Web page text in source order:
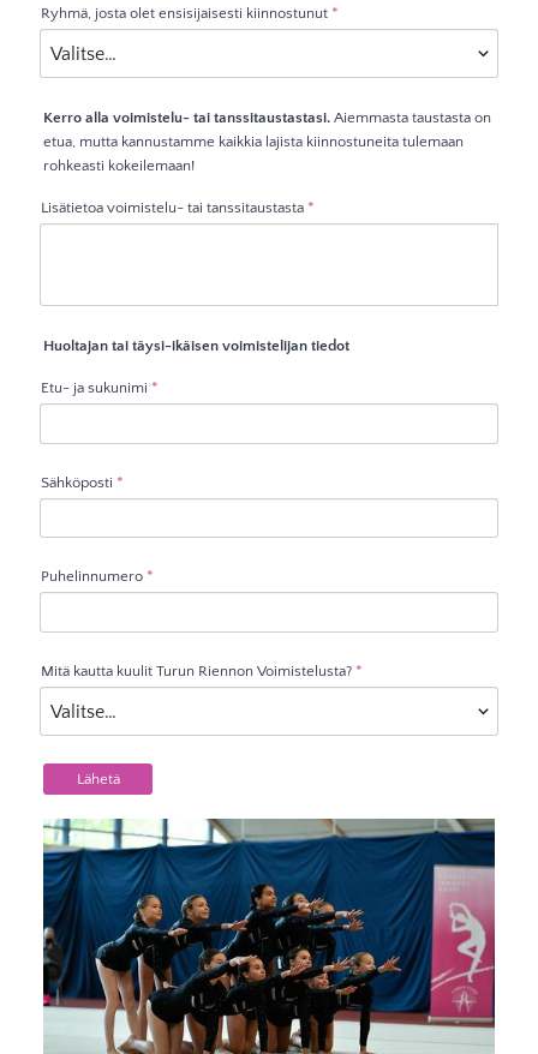
Ryhmä, josta olet ensisijaisesti kiinnostunut *
Kerro alla voimistelu- tai tanssitaustastasi. ⁠⁠⁠⁠⁠⁠⁠Aiemmasta taustasta on
etua, mutta kannustamme kaikkia lajista kiinnostuneita tulemaan
rohkeasti kokeilemaan!
Lisätietoa voimistelu- tai tanssitaustasta *
Huoltajan tai täysi-ikäisen voimistelijan tiedot
Etu- ja sukunimi *
Sähköposti *
Puhelinnumero *
Mitä kautta kuulit Turun Riennon Voimistelusta? *
Lähetä